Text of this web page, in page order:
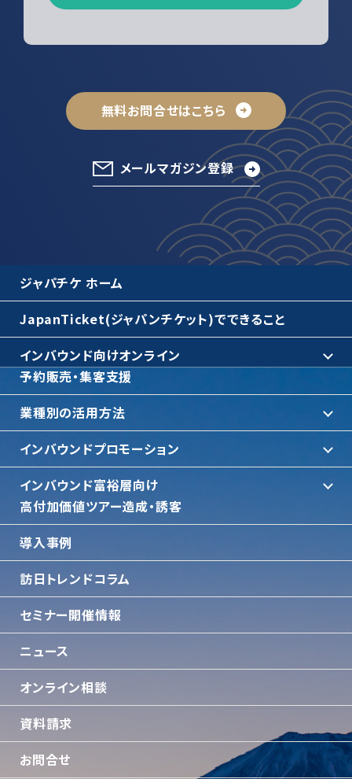
無料お問合せはこちら
メールマガジン登録
ジャパチケ ホーム
JapanTicket(ジャパンチケット)でできること
インバウンド向けオンライン
予約販売・集客支援
業種別の活用方法
インバウンドプロモーション
インバウンド富裕層向け
⾼付加価値ツアー造成・誘客
導入事例
訪日トレンドコラム
セミナー開催情報
ニュース
オンライン相談
資料請求
お問合せ